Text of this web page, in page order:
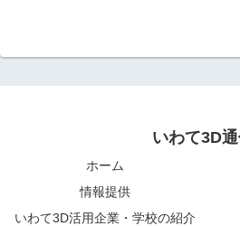
いわて3D
ホーム
情報提供
いわて3D活用企業・学校の紹介